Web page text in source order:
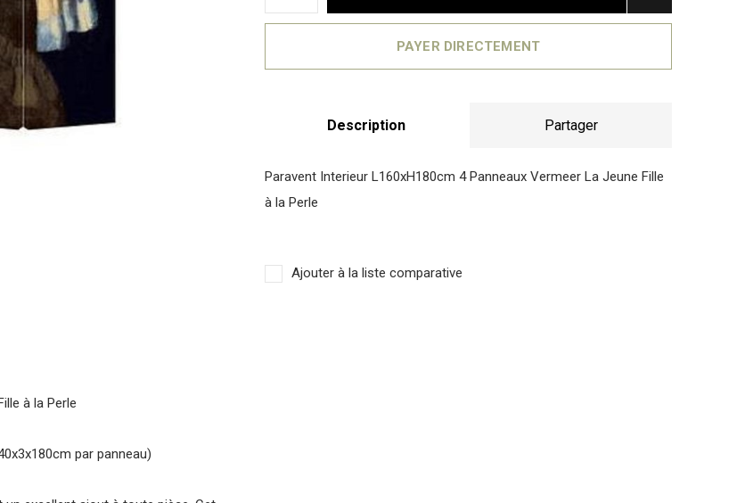
PAYER DIRECTEMENT
Description Partager
Paravent Interieur L160xH180cm 4 Panneaux Vermeer La Jeune Fille
à la Perle
Ajouter à la liste comparative
à la Perle
par panneau)